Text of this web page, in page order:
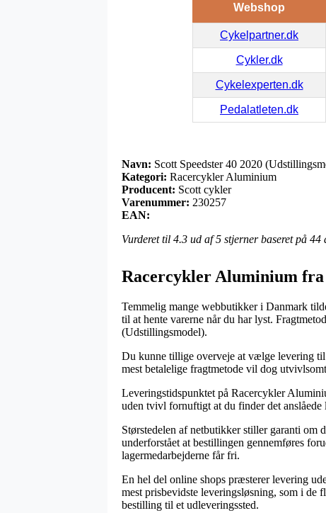
Webshop
Cykelpartner.dk
Cykler.dk
Cykelexperten.dk
Pedalatleten.dk
Navn: Scott Speedster 40 2020
Kategori: Racercykler Aluminium
Producent: Scott cykler
Varenummer: 230257
EAN:
Vurderet til 4.3 ud af 5 stjerner baseret på 44
Racercykler Aluminium
Temmelig mange webbutikker i Danmark
til at hente varerne når du har lyst.
(Udstillingsmodel).
Du kunne tillige overveje at vælge levering
mest betalelige fragtmetode vil dog
Leveringstidspunktet på Racercykler
uden tvivl fornuftigt at du finder det
Størstedelen af netbutikker stiller garanti om
underforstået at bestillingen gennemføres
lagermedarbejderne får fri.
En hel del online shops præsterer levering
mest prisbevidste leveringsløsning, som i
bestilling til et udleveringssted.